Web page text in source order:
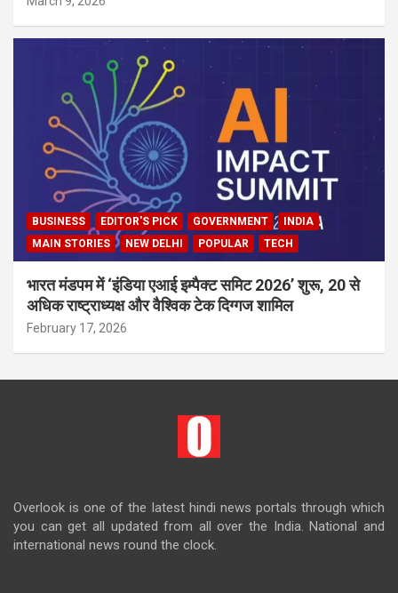
BUSINESS EDITOR'S PICK GOVERNMENT
INDIA
MAIN STORIES
NEW DELHI POPULAR TECH
भारत मंडपम में ‘इंडिया एआई इम्पैक्ट समिट 2026’ शुरू, 20 से
अधिक राष्ट्राध्यक्ष और वैश्विक टेक दिग्गज शामिल
February 17, 2026
Overlook is one of the latest hindi news portals through which
you can get all updated from all over the India. National and
international news round the clock.